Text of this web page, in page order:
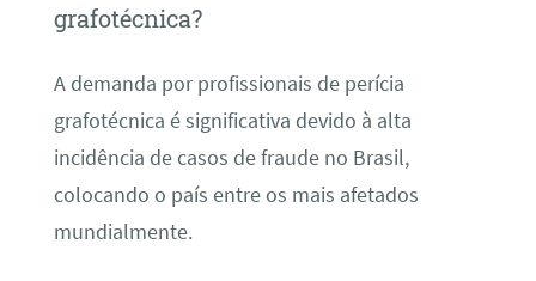
grafotécnica?
A demanda por profissionais de perícia
grafotécnica é significativa devido à alta
incidência de casos de fraude no Brasil,
colocando o país entre os mais afetados
mundialmente.